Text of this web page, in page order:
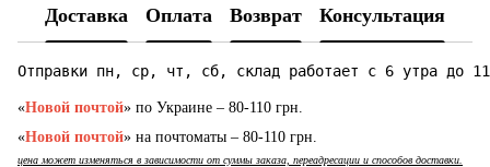
Доставка Оплата Возврат Консультация
Отправки пн, ср, чт, сб, склад работает с 6 утра до
«Новой почтой» по Украине – 80-110 грн.
«Новой почтой» на почтоматы – 80-110 грн.
цена может изменяться в зависимости от суммы заказа, переадресации и способов доставки.